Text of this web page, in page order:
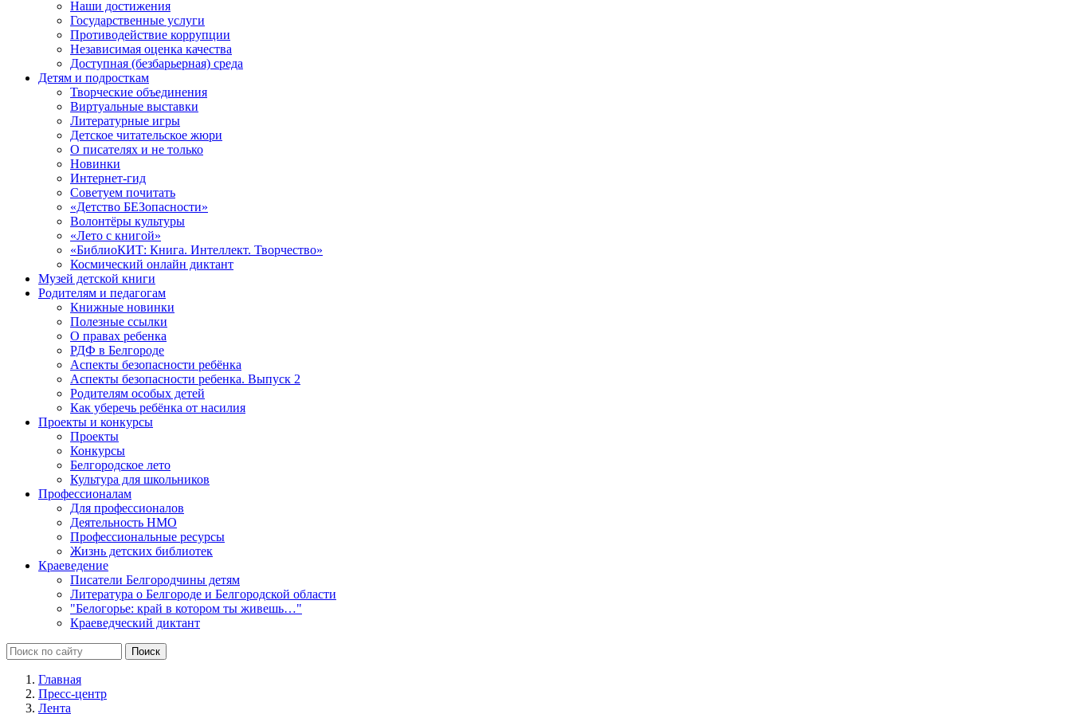
Наши достижения
Государственные услуги
Противодействие коррупции
Независимая оценка качества
Доступная (безбарьерная) среда
Детям и подросткам
Творческие объединения
Виртуальные выставки
Литературные игры
Детское читательское жюри
О писателях и не только
Новинки
Интернет-гид
Советуем почитать
«Детство БЕЗопасности»
Волонтёры культуры
«Лето с книгой»
«БиблиоКИТ: Книга. Интеллект. Творчество»
Космический онлайн диктант
Музей детской книги
Родителям и педагогам
Книжные новинки
Полезные ссылки
О правах ребенка
РДФ в Белгороде
Аспекты безопасности ребёнка
Аспекты безопасности ребенка. Выпуск 2
Родителям особых детей
Как уберечь ребёнка от насилия
Проекты и конкурсы
Проекты
Конкурсы
Белгородское лето
Культура для школьников
Профессионалам
Для профессионалов
Деятельность НМО
Профессиональные ресурсы
Жизнь детских библиотек
Краеведение
Писатели Белгородчины детям
Литература о Белгороде и Белгородской области
"Белогорье: край в котором ты живешь…"
Краеведческий диктант
Главная
Пресс-центр
Лента